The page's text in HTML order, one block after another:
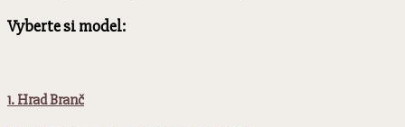
Vyberte si model:
1. Hrad Branč